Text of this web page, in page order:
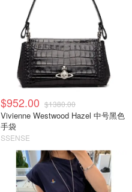
$952.00 $1380.00
Vivienne Westwood Hazel 中号黑色
手袋
SSENSE